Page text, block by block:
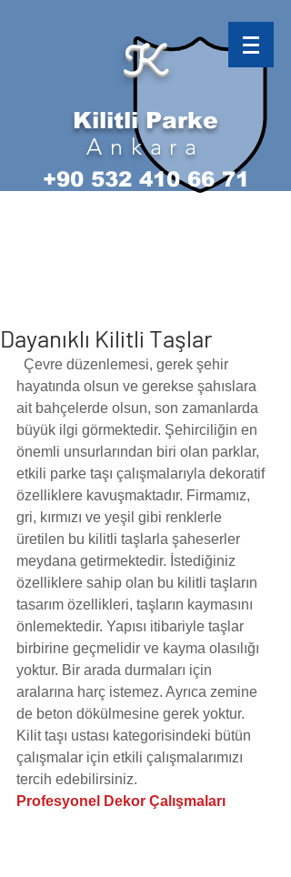
K
Kilitli Parke
Ankara
+90 532 410 66 71
Dayanıklı Kilitli Taşlar
hayatında olsun ve gerekse şahıslara
ait bahçelerde olsun, son zamanlarda
büyük ilgi görmektedir. Şehirciliğin en
önemli unsurlarından biri olan parklar,
etkili parke taşı çalışmalarıyla dekoratif
özelliklere kavuşmaktadır. Firmamız,
gri, kırmızı ve yeşil gibi renklerle
üretilen bu kilitli taşlarla şaheserler
meydana getirmektedir. İstediğiniz
özelliklere sahip olan bu kilitli taşların
tasarım özellikleri, taşların kaymasını
önlemektedir. Yapısı itibariyle taşlar
birbirine geçmelidir ve kayma olasılığı
yoktur. Bir arada durmaları için
aralarına harç istemez. Ayrıca zemine
de beton dökülmesine gerek yoktur.
Kilit taşı ustası kategorisindeki bütün
çalışmalar için etkili çalışmalarımızı
tercih edebilirsiniz.
Profesyonel Dekor Çalışmaları